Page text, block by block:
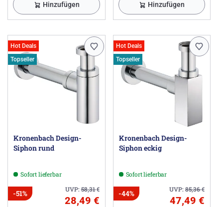
Hinzufügen Hinzufügen
Hot Deals
Topseller
Kronenbach Design-
Siphon rund
Sofort lieferbar
UVP:58,31€
-51%
28,49 €
Hot Deals
Topseller
Kronenbach Design-
Siphon eckig
Sofort lieferbar
UVP:85,36€
-44%
47,49 €